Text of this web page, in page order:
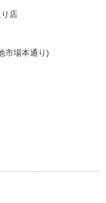
店
市場本通り)